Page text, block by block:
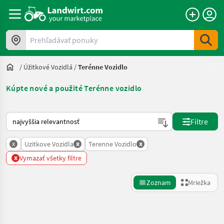
Prehľadávať ponuky
/ Úžitkové Vozidlá /Terénne Vozidlo
Kúpte nové a použité Terénne vozidlo
Takto sa vykonáva triedenie na Landwirt.com
Filtre
x Uzitkove Vozidla x Terenne Vozidlo x
x Vymazať všetky filtre
Zoznam Mriežka